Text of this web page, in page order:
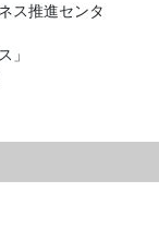
ス推進センタ
」